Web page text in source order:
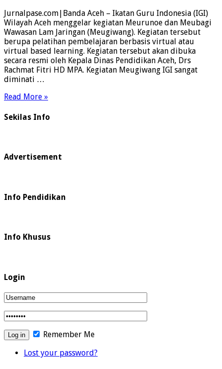
Jurnalpase.com|Banda Aceh – Ikatan Guru Indonesia (IGI)
Wilayah Aceh menggelar kegiatan Meurunoe dan Meubagi
Wawasan Lam Jaringan (Meugiwang). Kegiatan tersebut
berupa pelatihan pembelajaran berbasis virtual atau
virtual based learning. Kegiatan tersebut akan dibuka
secara resmi oleh Kepala Dinas Pendidikan Aceh, Drs
Rachmat Fitri HD MPA. Kegiatan Meugiwang IGI sangat
diminati …
Read More »
Sekilas Info
Advertisement
Info Pendidikan
Info Khusus
Login
Remember Me
Lost your password?